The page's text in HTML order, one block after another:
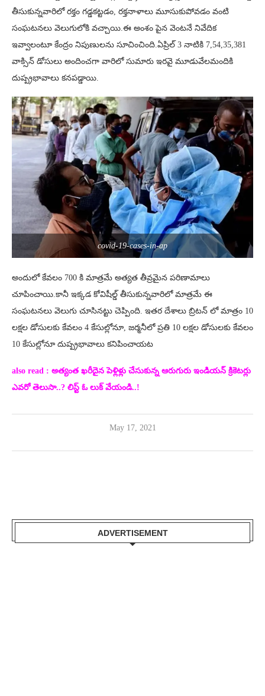
తీసుకున్నవారిలో రక్తం గడ్డకట్టడం, రక్తనాళాలు మూసుకుపోవడం వంటి
సంఘటనలు వెలుగులోకి వచ్చాయి.ఈ అంశం పైన వెంటనే నివేదిక
ఇవ్వాలంటూ కేంద్రం నిపుణులను సూచించింది.ఏప్రిల్ 3 నాటికి 7,54,35,381
వాక్సిన్ డోసులు అందించగా వారిలో సుమారు ఇరవై మూడువేలమందికి
దుష్ప్రభావాలు కనపడ్డాయి.
covid-19-cases-in-ap
అందులో కేవలం 700 కి మాత్రమే అత్యత తీవ్రమైన పరిణామాలు
చూపించాయి.కానీ ఇక్కడ కోవిషీల్డ్ తీసుకున్నవారిలో మాత్రమే ఈ
సంఘటనలు వెలుగు చూసినట్టు చెప్పింది. ఇతర దేశాలు బ్రిటన్ లో మాత్రం 10
లక్షల డోసులకు కేవలం 4 కేసుల్లోనూ, జర్మనీలో ప్రతి 10 లక్షల డోసులకు కేవలం
10 కేసుల్లోనూ దుష్ప్రభావాలు కనిపించాయట
also read : అత్యంత ఖరీదైన పెళ్లిళ్లు చేసుకున్న ఆరుగురు ఇండియన్ క్రికెటర్లు
ఎవరో తెలుసా..? లిస్ట్ ఓ లుక్ వేయండి..!
May 17, 2021
ADVERTISEMENT